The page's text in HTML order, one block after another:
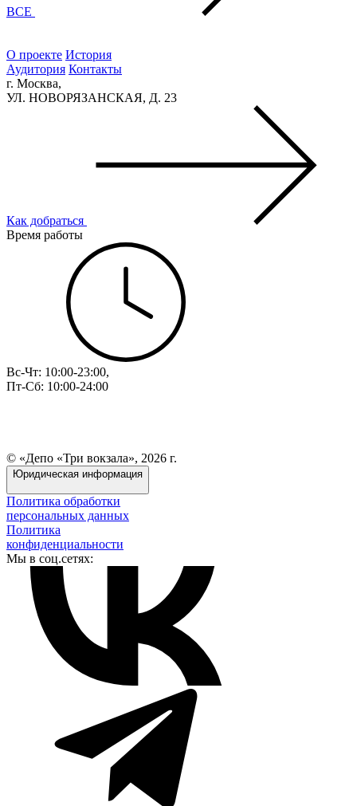
ВСЕ
О проекте История
Аудитория Контакты
г. Москва,
УЛ. НОВОРЯЗАНСКАЯ, Д. 23
Как добраться
Время работы
Вс-Чт: 10:00-23:00,
Пт-Сб: 10:00-24:00
© «Депо «Три вокзала», 2026 г.
Юридическая информация
Политика обработки
персональных данных
Политика
конфиденциальности
Мы в соц.сетях: